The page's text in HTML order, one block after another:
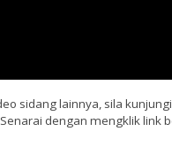
sidang lainnya, sila
dengan mengklik link